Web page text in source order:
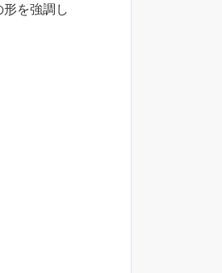
を強調し